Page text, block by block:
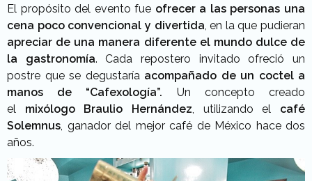
El propósito del evento fue ofrecer a las personas una
cena poco convencional y divertida , en la que pudieran
apreciar de una manera diferente el mundo dulce de
la gastronomía. Cada repostero invitado ofreció un
postre que se degustaría acompañado de un coctel a
manos de “Cafexología”. Un concepto creado
el mixólogo Braulio Hernández , utilizando el café
Solemnus , ganador del mejor café de México hace dos
años.